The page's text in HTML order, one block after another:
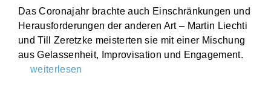
Das Coronajahr brachte auch Einschränkungen und
Herausforderungen der anderen Art – Martin Liechti
und Till Zeretzke meisterten sie mit einer Mischung
aus Gelassenheit, Improvisation und Engagement.
weiterlesen